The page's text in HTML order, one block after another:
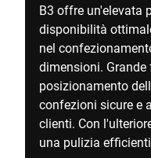
B3 offre un'elevata
disponibilità
nel
dimensioni.
posizionamento
confezioni sicure e
clienti. Con
una pulizia